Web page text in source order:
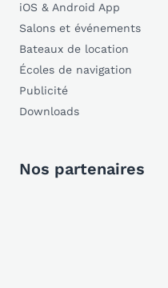
iOS & Android App
Salons et événements
Bateaux de location
Écoles de navigation
Publicité
Downloads
Nos partenaires